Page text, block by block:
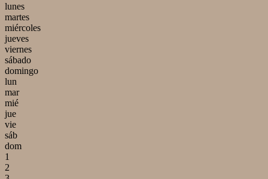
lunes
martes
miércoles
jueves
viernes
sábado
domingo
lun
mar
mié
jue
vie
sáb
dom
1
2